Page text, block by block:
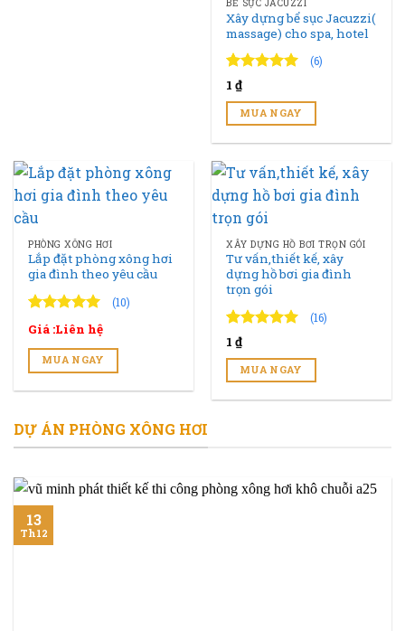
BỂ SỤC JACUZZI
Xây dựng bể sục Jacuzzi(
massage) cho spa, hotel
4.83
6
đánh giá
(6)
1₫
MUA NGAY
PHÒNG XÔNG HƠI
Lắp đặt phòng xông hơi
gia đình theo yêu cầu
4.90 trên 5
10
đánh giá
(10)
Giá :Liên hệ
MUA NGAY
XÂY DỰNG HỒ BƠI TRỌN GÓI
Tư vấn,thiết kế, xây
dựng hồ bơi gia đình
trọn gói
4.94
16
đánh giá
(16)
1₫
MUA NGAY
DỰ ÁN PHÒNG XÔNG HƠI
13
Th12